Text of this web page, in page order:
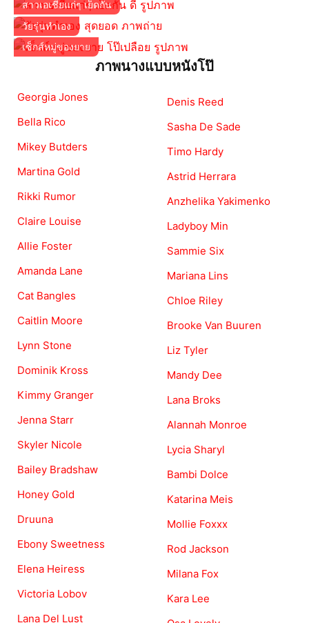
สาวเอเชียแก่ๆ เย็ดกัน
วัยรุ่นทำเอง
เซ็กส์หมู่ของยาย
ภาพนางแบบหนังโป๊
Georgia Jones
Bella Rico
Mikey Butders
Martina Gold
Rikki Rumor
Claire Louise
Allie Foster
Amanda Lane
Cat Bangles
Caitlin Moore
Lynn Stone
Dominik Kross
Kimmy Granger
Jenna Starr
Skyler Nicole
Bailey Bradshaw
Honey Gold
Druuna
Ebony Sweetness
Elena Heiress
Victoria Lobov
Lana Del Lust
Denis Reed
Sasha De Sade
Timo Hardy
Astrid Herrara
Anzhelika Yakimenko
Ladyboy Min
Sammie Six
Mariana Lins
Chloe Riley
Brooke Van Buuren
Liz Tyler
Mandy Dee
Lana Broks
Alannah Monroe
Lycia Sharyl
Bambi Dolce
Katarina Meis
Mollie Foxxx
Rod Jackson
Milana Fox
Kara Lee